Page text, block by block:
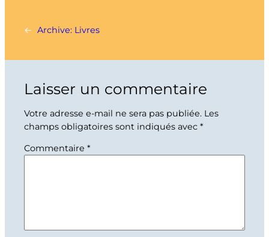
← Archive: Livres
Laisser un commentaire
Votre adresse e-mail ne sera pas publiée. Les
champs obligatoires sont indiqués avec *
Commentaire *